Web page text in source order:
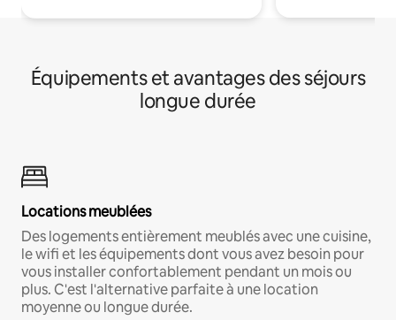
Équipements et avantages des séjours
longue durée
Locations meublées
Des logements entièrement meublés avec une cuisine,
le wifi et les équipements dont vous avez besoin pour
vous installer confortablement pendant un mois ou
plus. C'est l'alternative parfaite à une location
moyenne ou longue durée.